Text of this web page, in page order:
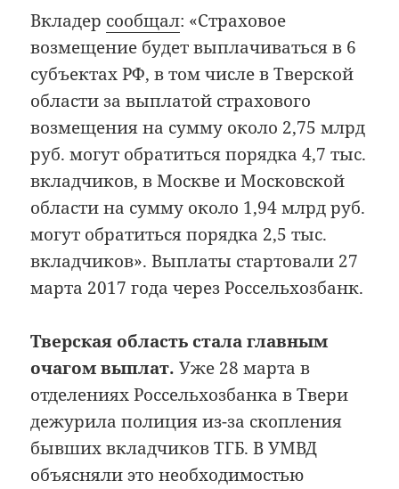
Вкладер сообщал: «Страховое
возмещение будет выплачиваться в 6
субъектах РФ, в том числе в Тверской
области за выплатой страхового
возмещения на сумму около 2,75 млрд
руб. могут обратиться порядка 4,7 тыс.
вкладчиков, в Москве и Московской
области на сумму около 1,94 млрд руб.
могут обратиться порядка 2,5 тыс.
вкладчиков». Выплаты стартовали 27
марта 2017 года через Россельхозбанк.
Тверская область стала главным
очагом выплат. Уже 28 марта в
отделениях Россельхозбанка в Твери
дежурила полиция из-за скопления
бывших вкладчиков ТГБ. В УМВД
объясняли это необходимостью